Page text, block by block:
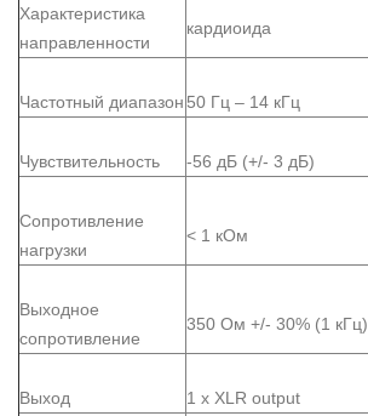
Характеристика
направленности
кардиоида
Частотный диапазон 50 Гц – 14 кГц
Чувствительность -56 дБ (+/- 3 дБ)
Сопротивление
нагрузки
< 1 кОм
Выходное
сопротивление
350 Ом +/- 30% (1 кГц)
Выход 1 x XLR output